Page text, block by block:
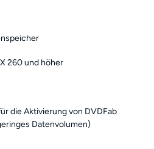
260 und höher
die Aktivierung von DVDFab
Datenvolumen)